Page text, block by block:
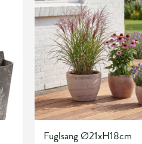
Fuglsang Ø21xH18cm